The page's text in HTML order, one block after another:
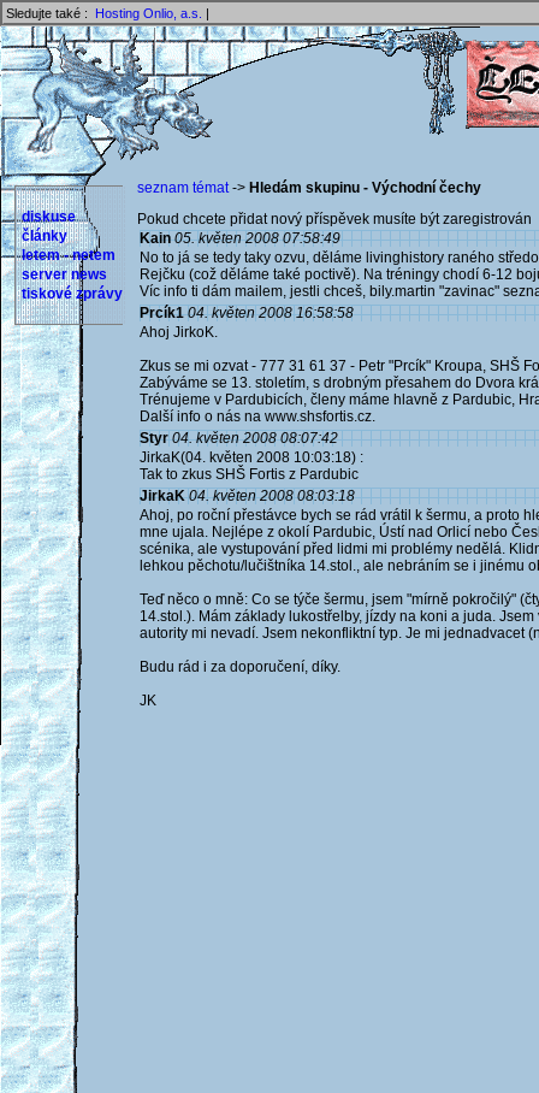
Sledujte také : Hosting Onlio, a.s. |
diskuse
články
letem - netem
server news
tiskové zprávy
seznam témat-> Hledám skupinu - Východní čechy
Pokud chcete přidat nový příspěvek musíte být
Kain 05. květen 2008 07:58:49
No to já se tedy taky ozvu, děláme livinghistory raného
Rejčku (což děláme také poctivě). Na tréningy chodí 6-12
Víc info ti dám mailem, jestli chceš, bily.martin "zavinac"
Prcík1 04. květen 2008 16:58:58
Ahoj JirkoK.
Zkus se mi ozvat - 777 31 61 37 - Petr "Prcík" Kroupa, SHŠ
Zabýváme se 13. stoletím, s drobným přesahem do Dvora
Trénujeme v Pardubicích, členy máme hlavně z Pardubic,
Další info o nás na www.shsfortis.cz.
Styr 04. květen 2008 08:07:42
JirkaK(04. květen 2008 10:03:18) :
Tak to zkus SHŠ Fortis z Pardubic
JirkaK 04. květen 2008 08:03:18
Ahoj, po roční přestávce bych se rád vrátil k šermu, a proto
mne ujala. Nejlépe z okolí Pardubic, Ústí nad Orlicí nebo
scénika, ale vystupování před lidmi mi problémy nedělá.
lehkou pěchotu/lučištníka 14.stol., ale nebráním se i jinému
Teď něco o mně: Co se týče šermu, jsem "mírně pokročilý"
14.stol.). Mám základy lukostřelby, jízdy na koni a juda.
autority mi nevadí. Jsem nekonfliktní typ. Je mi jednadvacet
Budu rád i za doporučení, díky.
JK